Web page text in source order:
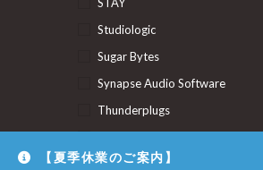
Studiologic
Sugar Bytes
Synapse Audio Software
Thunderplugs
Union Audio
【夏季休業のご案内】